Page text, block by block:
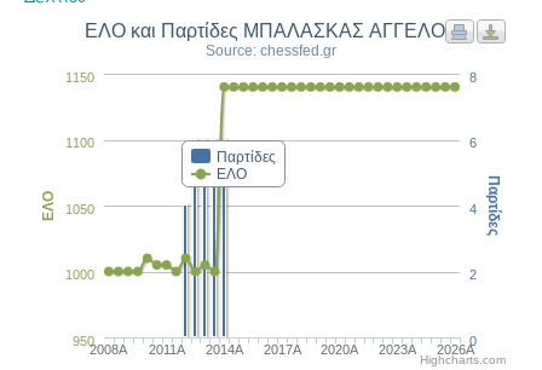
ΕΛΟ και Παρτίδες ΜΠΑΛΑΣΚΑΣ ΑΓΓΕΛΟΣ
Source: chessfed.gr
Παρτίδες
ΕΛΟ
2008A 2011A 2014A 2017A 2020A 2023Α 2026A
950
1000
1050
1100
1150
ΕΛΟ
0
2
4
6
8
Παρτίδες
Highcharts.com